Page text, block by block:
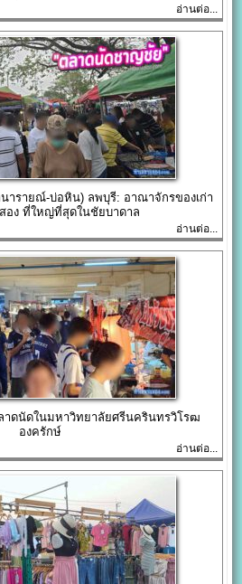
อ่านต่อ...
ารายณ์-บ่อหิน) ลพบุรี: อาณาจักรของเก่า
อง ที่ใหญ่ที่สุดในชัยบาดาล
อ่านต่อ...
าดนัดในมหาวิทยาลัยศรีนครินทรวิโรฒ
องครักษ์
อ่านต่อ...